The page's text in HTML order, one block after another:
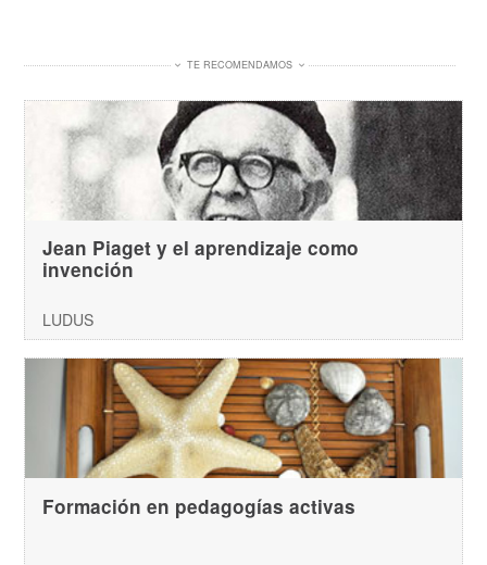
TE RECOMENDAMOS
Jean Piaget y el aprendizaje como
invención
LUDUS
Formación en pedagogías activas